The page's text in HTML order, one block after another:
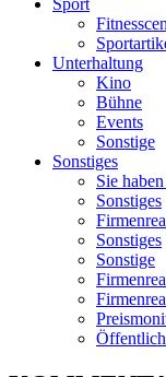
Unterhaltung
Kino
Bühne
Events
Sonstige
Sonstiges
Sie
Sonstiges
Sonstiges
Sonstige